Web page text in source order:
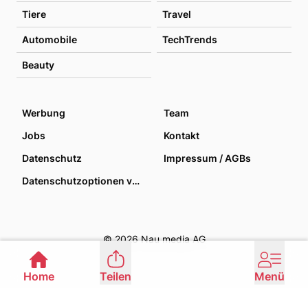
Tiere Travel
Automobile TechTrends
Beauty
Werbung
Team
Jobs
Kontakt
Datenschutz
Impressum / AGBs
Datenschutzoptionen verwalten
© 2026 Nau media AG
Home Teilen Menü